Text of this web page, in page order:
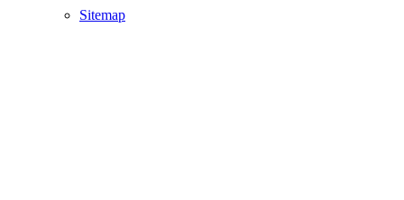
Sitemap